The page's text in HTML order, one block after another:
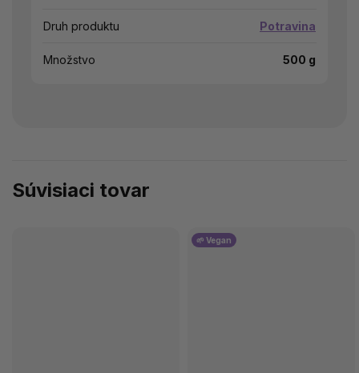
Druh produktu Potravina
Množstvo 500 g
Súvisiaci tovar
🌱 Vegan